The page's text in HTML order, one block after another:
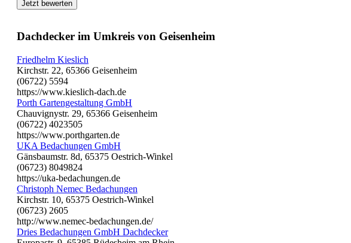
Jetzt bewerten
Dachdecker im Umkreis von Geisenheim
Friedhelm Kieslich
Kirchstr. 22, 65366 Geisenheim
(06722) 5594
https://www.kieslich-dach.de
Porth Gartengestaltung GmbH
Chauvignystr. 29, 65366 Geisenheim
(06722) 4023505
https://www.porthgarten.de
UKA Bedachungen GmbH
Gänsbaumstr. 8d, 65375 Oestrich-Winkel
(06723) 8049824
https://uka-bedachungen.de
Christoph Nemec Bedachungen
Kirchstr. 10, 65375 Oestrich-Winkel
(06723) 2605
http://www.nemec-bedachungen.de/
Dries Bedachungen GmbH Dachdecker